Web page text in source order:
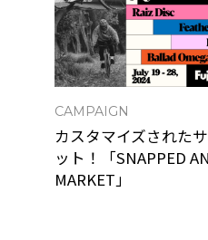
CAMPAIGN
カスタマイズされた
ット！「SNAPPED
MARKET」